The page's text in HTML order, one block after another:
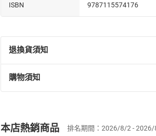
ISBN 9787115574176
退換貨須知
退換貨規定：
(一)依消費者保護法第19條第1項後段
(二)消費者訂購本店鋪之商品即代表
購物須知
本店熱銷商品 排名期間：2026/8/2 -